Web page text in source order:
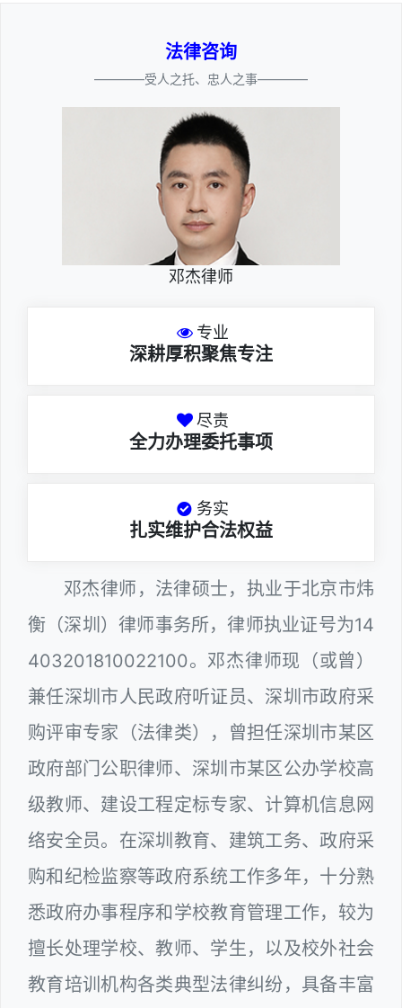
法律咨询
————受人之托、忠人之事————
邓杰律师
专业
深耕厚积聚焦专注
尽责
全力办理委托事项
务实
扎实维护合法权益
邓杰律师，法律硕士，执业于北京市炜
衡（深圳）律师事务所，律师执业证号为14
403201810022100。邓杰律师现（或曾）
兼任深圳市人民政府听证员、深圳市政府采
购评审专家（法律类），曾担任深圳市某区
政府部门公职律师、深圳市某区公办学校高
级教师、建设工程定标专家、计算机信息网
络安全员。在深圳教育、建筑工务、政府采
购和纪检监察等政府系统工作多年，十分熟
悉政府办事程序和学校教育管理工作，较为
擅长处理学校、教师、学生，以及校外社会
教育培训机构各类典型法律纠纷，具备丰富